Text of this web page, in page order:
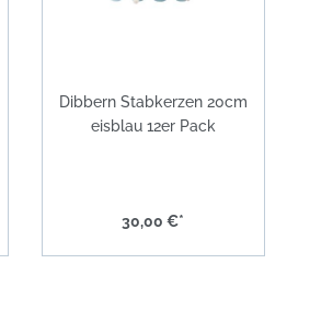
Dibbern Stabkerzen 20cm
eisblau 12er Pack
30,00 €*